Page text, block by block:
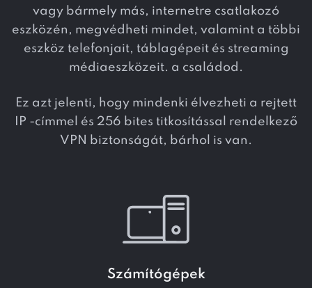
vagy bármely más, internetre csatlakozó
eszközén, megvédheti mindet, valamint a többi
eszköz telefonjait, táblagépeit és streaming
médiaeszközeit. a családod.
Ez azt jelenti, hogy mindenki élvezheti a rejtett
IP -címmel és 256 bites titkosítással rendelkező
VPN biztonságát, bárhol is van.
Számítógépek